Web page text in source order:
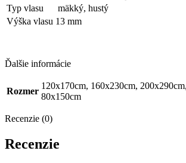
Typ vlasu
mäkký, hustý
Výška vlasu 13 mm
Ďalšie informácie
Rozmer
120x170cm, 160x230cm,
80x150cm
Recenzie (0)
Recenzie